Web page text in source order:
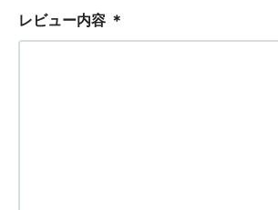
レビュー内容 ＊